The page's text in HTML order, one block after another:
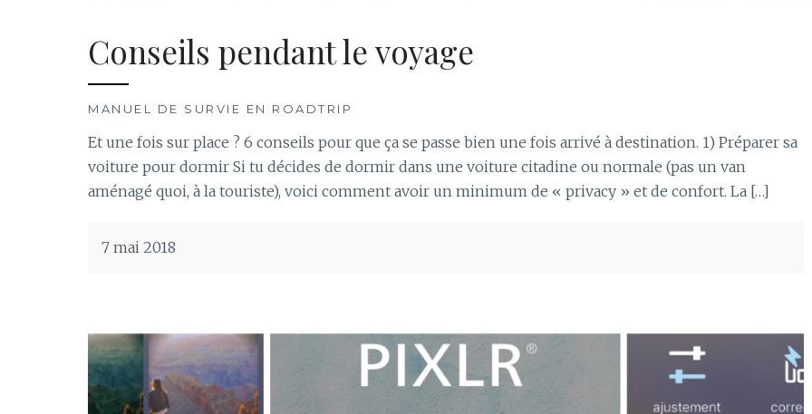
Conseils pendant le voyage
MANUEL DE SURVIE EN ROADTRIP
Et une fois sur place ? 6 conseils pour que ça se passe bien une fois arrivé à destination. 1) Préparer sa
voiture pour dormir Si tu décides de dormir dans une voiture citadine ou normale (pas un van
aménagé quoi, à la touriste), voici comment avoir un minimum de « privacy » et de confort. La […]
7 mai 2018